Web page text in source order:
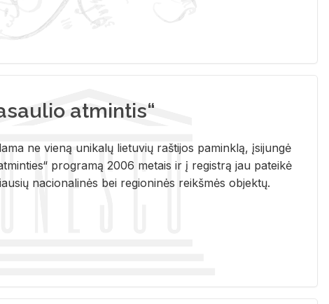
atmintis“
ne vieną unikalų lietuvių raštijos paminklą, įsijungė
programą 2006 metais ir į registrą jau pateikė
nacionalinės bei regioninės reikšmės objektų.